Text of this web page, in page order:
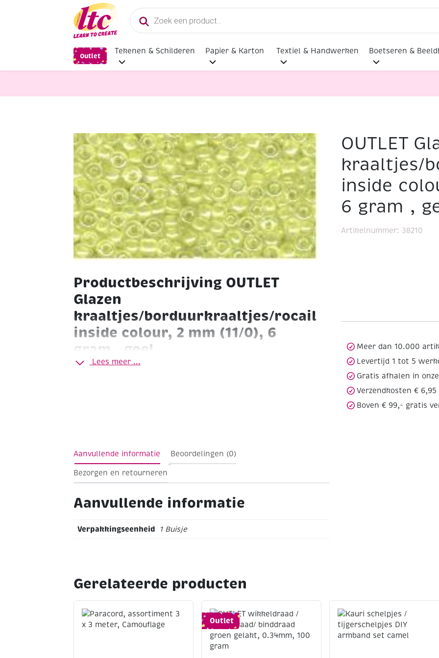
Producten
zoeken
Outlet
Tekenen & Schilderen Papier & Karton Textiel & Handwerken Boetseren &
Sieraden maken OUTLET Glazen kraaltjes/borduurkraaltjes/rocailles inside colour, 2 mm (11/
Productbeschrijving OUTLET
Glazen
kraaltjes/borduurkraaltjes/rocailles
inside colour, 2 mm (11/0), 6
gram , geel
Lees meer ...
OUTLET
kraaltjes/
inside
6 gram ,
Artikelnummer: 38210
Meer dan 10.000
Levertijd 1 tot 5
Gratis afhalen in
Verzendkosten € 6,95
Boven € 99,- gratis
Aanvullende informatie Beoordelingen (0)
Bezorgen en retourneren
Aanvullende informatie
Verpakkingseenheid 1 Buisje
Gerelateerde producten
Outlet